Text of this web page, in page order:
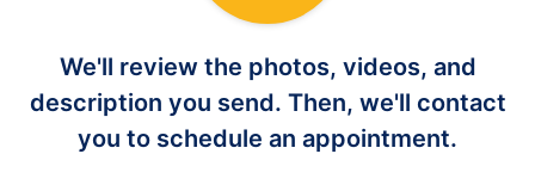
We'll review the photos, videos, and
description you send. Then, we'll contact
you to schedule an appointment.